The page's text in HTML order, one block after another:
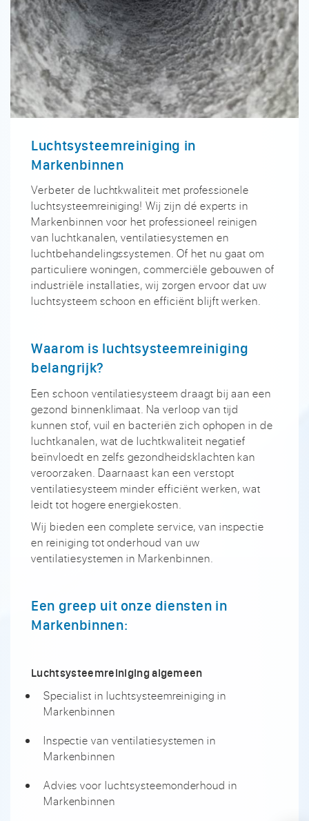
Luchtsysteemreiniging in
Markenbinnen
Verbeter de luchtkwaliteit met professionele
luchtsysteemreiniging! Wij zijn dé experts in
Markenbinnen voor het professioneel reinigen
van luchtkanalen, ventilatiesystemen en
luchtbehandelingssystemen. Of het nu gaat om
particuliere woningen, commerciële gebouwen of
industriële installaties, wij zorgen ervoor dat uw
luchtsysteem schoon en efficiënt blijft werken.
Waarom is luchtsysteemreiniging
belangrijk?
Een schoon ventilatiesysteem draagt bij aan een
gezond binnenklimaat. Na verloop van tijd
kunnen stof, vuil en bacteriën zich ophopen in de
luchtkanalen, wat de luchtkwaliteit negatief
beïnvloedt en zelfs gezondheidsklachten kan
veroorzaken. Daarnaast kan een verstopt
ventilatiesysteem minder efficiënt werken, wat
leidt tot hogere energiekosten.
Wij bieden een complete service, van inspectie
en reiniging tot onderhoud van uw
ventilatiesystemen in Markenbinnen.
Een greep uit onze diensten in
Markenbinnen:
Luchtsysteemreiniging algemeen
Specialist in luchtsysteemreiniging in
Markenbinnen
Inspectie van ventilatiesystemen in
Markenbinnen
Advies voor luchtsysteemonderhoud in
Markenbinnen